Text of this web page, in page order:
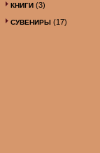
КНИГИ (3)
СУВЕНИРЫ (17)